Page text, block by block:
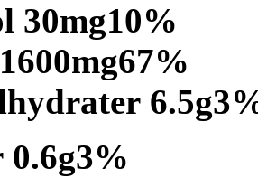
30mg10%
1600mg67%
6.5g3
0.6g3%